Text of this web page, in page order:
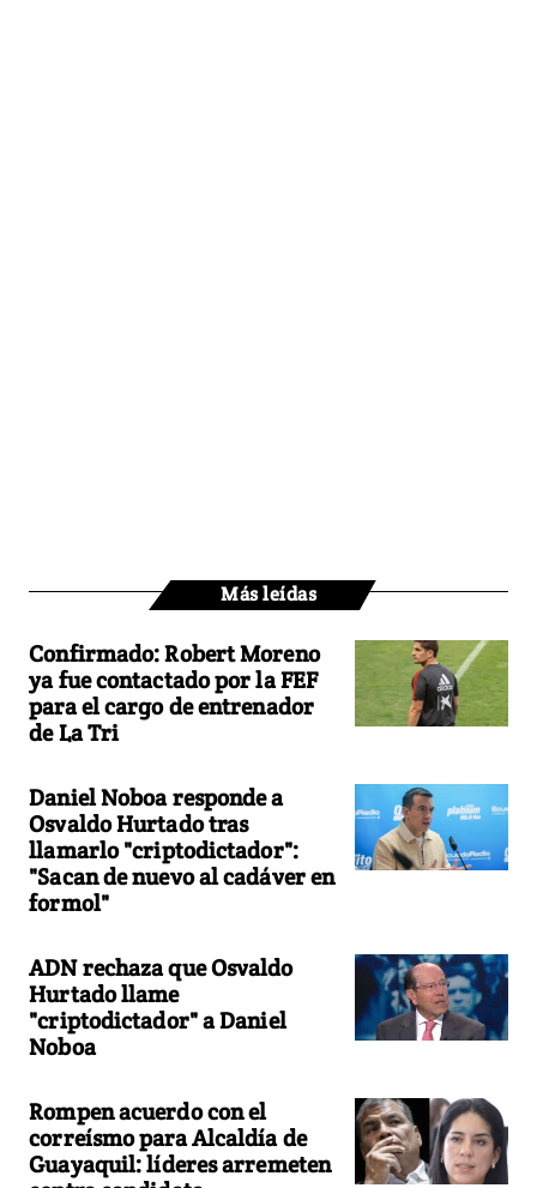
Más leídas
Confirmado: Robert Moreno
ya fue contactado por la FEF
para el cargo de entrenador
de La Tri
Daniel Noboa responde a
Osvaldo Hurtado tras
llamarlo "criptodictador":
"Sacan de nuevo al cadáver en
formol"
ADN rechaza que Osvaldo
Hurtado llame
"criptodictador" a Daniel
Noboa
Rompen acuerdo con el
correísmo para Alcaldía de
Guayaquil: líderes arremeten